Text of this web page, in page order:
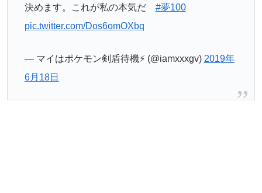
決めます。これが私の本気だ #夢100
pic.twitter.com/Dos6omOXbq
— マイはポケモン剣盾待機⚡️ (@iamxxxgv) 2019年
6月18日